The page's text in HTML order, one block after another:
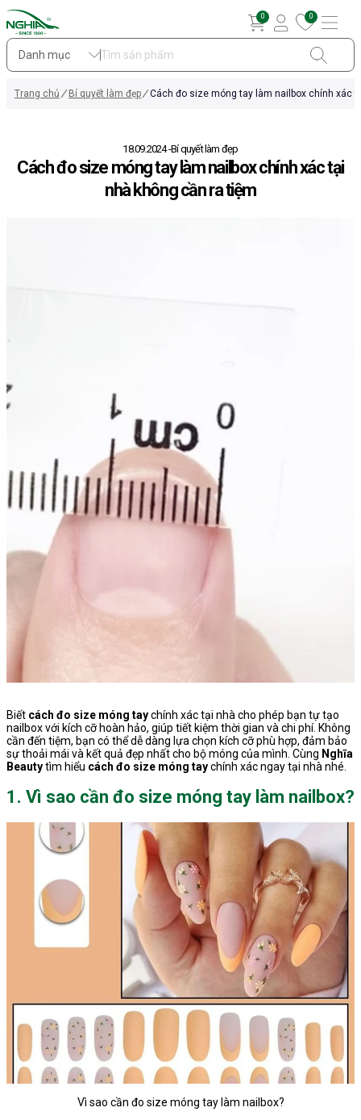
Danh mục
0 0
Trang chủ Bí quyết làm đẹp Cách đo size móng tay làm nailbox chính xác
18.09.2024 Bí quyết làm đẹp
Cách đo size móng tay làm nailbox chính xác tại
nhà không cần ra tiệm
Biết cách đo size móng taychính xác tại nhà cho phép bạn tự tạo
nailbox với kích cỡ hoàn hảo, giúp tiết kiệm thời gian và chi phí. Không
cần đến tiệm, bạn có thể dễ dàng lựa chọn kích cỡ phù hợp, đảm bảo
sự thoải mái và kết quả đẹp nhất cho bộ móng của mình. Cùng Nghĩa
Beautytìm hiểu cách đo size móng taychính xác ngay tại nhà nhé.
1. Vì sao cần đo size móng tay làm nailbox?
Vì sao cần đo size móng tay làm nailbox?